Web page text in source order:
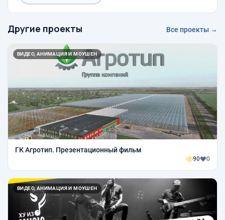
Другие проекты Все проекты →
ВИДЕО, АНИМАЦИЯ И МОУШЕН
ГК Агротип. Презентационный фильм
90 0
ВИДЕО, АНИМАЦИЯ И МОУШЕН